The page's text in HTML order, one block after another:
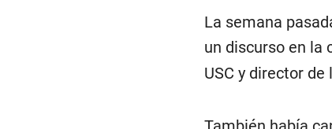
La semana
un discurso en la
USC y director de